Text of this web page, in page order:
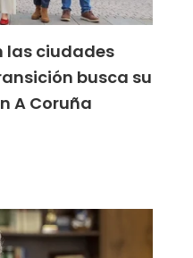
las ciudades
busca su
A Coruña